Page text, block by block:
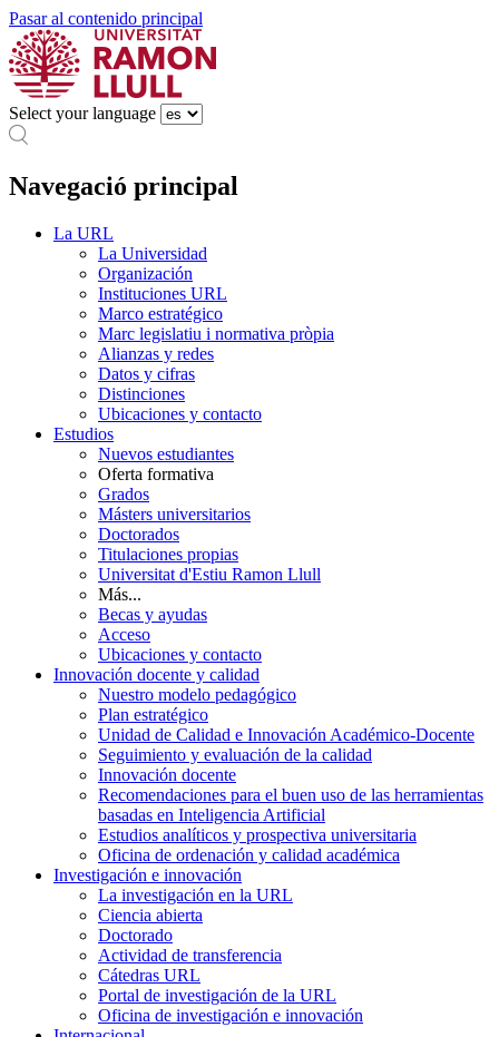
Pasar al contenido principal
Select your language
Navegació principal
La URL
La Universidad
Organización
Instituciones URL
Marco estratégico
Marc legislatiu i normativa pròpia
Alianzas y redes
Datos y cifras
Distinciones
Ubicaciones y contacto
Estudios
Nuevos estudiantes
Oferta formativa
Grados
Másters universitarios
Doctorados
Titulaciones propias
Universitat d'Estiu Ramon Llull
Más...
Becas y ayudas
Acceso
Ubicaciones y contacto
Innovación docente y calidad
Nuestro modelo pedagógico
Plan estratégico
Unidad de Calidad e Innovación Académico-Docente
Seguimiento y evaluación de la calidad
Innovación docente
Recomendaciones para el buen uso de las herramientas
basadas en Inteligencia Artificial
Estudios analíticos y prospectiva universitaria
Oficina de ordenación y calidad académica
Investigación e innovación
La investigación en la URL
Ciencia abierta
Doctorado
Actividad de transferencia
Cátedras URL
Portal de investigación de la URL
Oficina de investigación e innovación